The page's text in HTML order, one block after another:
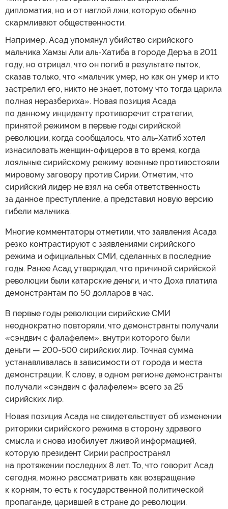
дипломатия, но и от наглой лжи, которую обычно
скармливают общественности.
Например, Асад упомянул убийство сирийского
мальчика Хамзы Али аль-Хатиба в городе Деръа в 2011
году, но отрицал, что он погиб в результате пыток,
сказав только, что «мальчик умер, но как он умер и кто
застрелил его, никто не знает, потому что тогда царила
полная неразбериха». Новая позиция Асада
по данному инциденту противоречит стратегии,
принятой режимом в первые годы сирийской
революции, когда сообщалось, что аль-Хатиб хотел
изнасиловать женщин-офицеров в то время, когда
лояльные сирийскому режиму военные противостояли
мировому заговору против Сирии. Отметим, что
сирийский лидер не взял на себя ответственность
за данное преступление, а представил новую версию
гибели мальчика.
Многие комментаторы отметили, что заявления Асада
резко контрастируют с заявлениями сирийского
режима и официальных СМИ, сделанных в последние
годы. Ранее Асад утверждал, что причиной сирийской
революции были катарские деньги, и что Доха платила
демонстрантам по 50 долларов в час.
В первые годы революции сирийские СМИ
неоднократно повторяли, что демонстранты получали
«сэндвич с фалафелем», внутри которого были
деньги — 200-500 сирийских лир. Точная сумма
устанавливалась в зависимости от города и места
демонстрации. К слову, в одном регионе демонстранты
получали «сэндвич с фалафелем» всего за 25
сирийских лир.
Новая позиция Асада не свидетельствует об изменении
риторики сирийского режима в сторону здравого
смысла и снова изобилует лживой информацией,
которую президент Сирии распространял
на протяжении последних 8 лет. То, что говорит Асад
сегодня, можно рассматривать как возвращение
к корням, то есть к государственной политической
пропаганде, царившей в стране до революции.